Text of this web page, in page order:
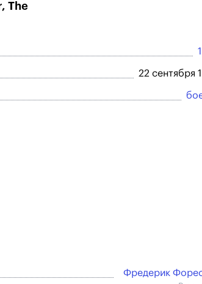
The
22 сентября
Фредерик